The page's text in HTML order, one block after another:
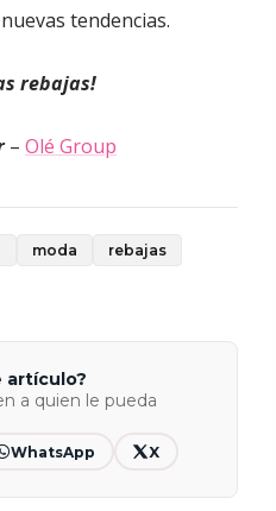
tendencias.
rebajas!
– Olé Group
moda
rebajas
artículo?
a quien le pueda
WhatsApp X